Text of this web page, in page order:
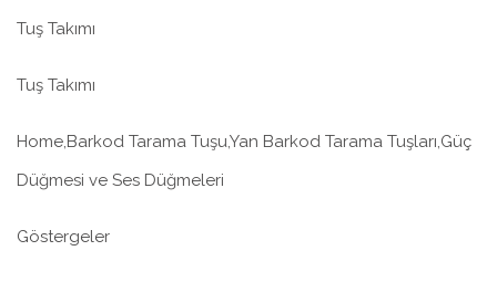
Tuş Takımı
Tuş Takımı
Home,Barkod Tarama Tuşu,Yan Barkod Tarama Tuşları,Güç
Düğmesi ve Ses Düğmeleri
Göstergeler